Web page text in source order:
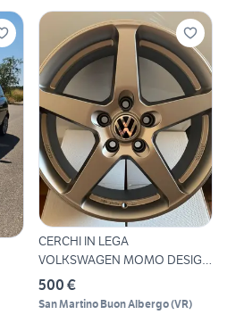
CERCHI IN LEGA
VOLKSWAGEN MOMO DESIGN
R17
500 €
San Martino Buon Albergo(VR)